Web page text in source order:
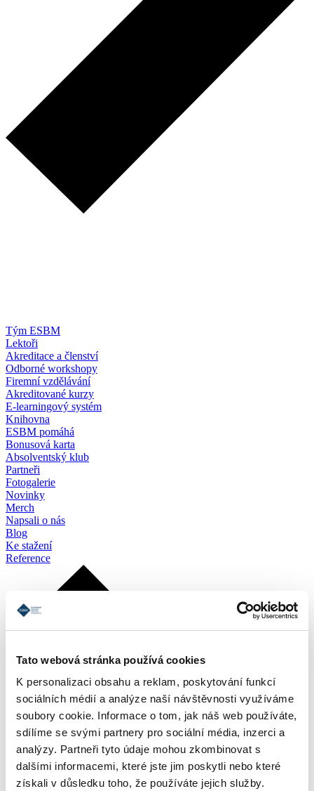
Tato webová stránka používá cookies
K personalizaci obsahu a reklam, poskytování funkcí
sociálních médií a analýze naší návštěvnosti využíváme
soubory cookie. Informace o tom, jak náš web používáte,
sdílíme se svými partnery pro sociální média, inzerci a
analýzy. Partneři tyto údaje mohou zkombinovat s
dalšími informacemi, které jste jim poskytli nebo které
získali v důsledku toho, že používáte jejich služby.
Tým ESBM
Lektoři
Akreditace a členství
Odborné workshopy
Firemní vzdělávání
Akreditované kurzy
E-learningový systém
Knihovna
ESBM pomáhá
Bonusová karta
Absolventský klub
Partneři
Fotogalerie
Novinky
Merch
Napsali o nás
Blog
Ke stažení
Reference